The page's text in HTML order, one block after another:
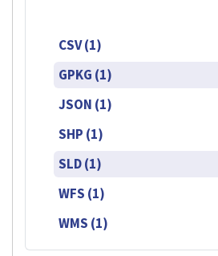
CSV (1)
GPKG (1)
JSON (1)
SHP (1)
SLD (1)
WFS (1)
WMS (1)